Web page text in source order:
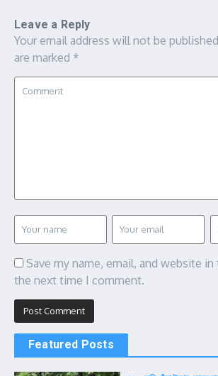
Leave a Reply
Your email address will not be
are marked *
Save my name, email, and website
the next time I comment.
Featured Posts